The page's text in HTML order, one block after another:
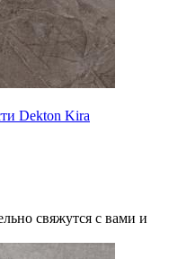
Dekton Kira
свяжутся с вами и